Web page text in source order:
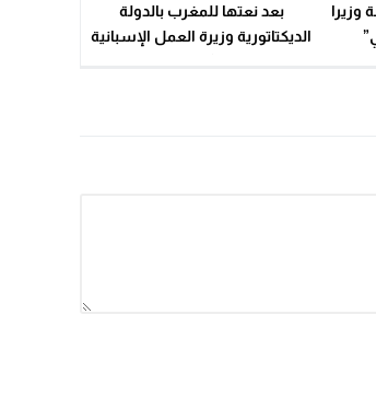
وزيرا
بعد نعتها للمغرب بالدولة
الديكتاتورية وزيرة العمل الإسبانية